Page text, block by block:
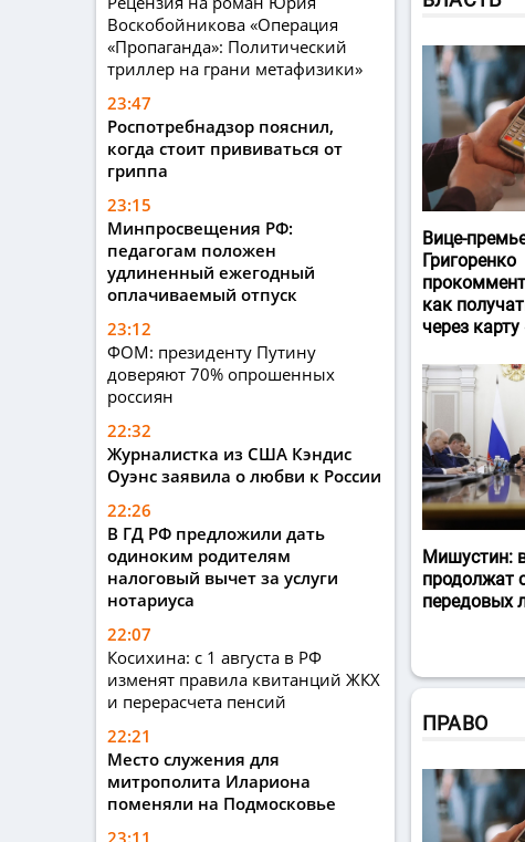
Воскобойникова «Операция
«Пропаганда»: Политический
триллер на грани метафизики»
23:47
Роспотребнадзор пояснил,
когда стоит прививаться от
гриппа
23:15
Минпросвещения РФ:
педагогам положен
удлиненный ежегодный
оплачиваемый отпуск
23:12
ФОМ: президенту Путину
доверяют 70% опрошенных
россиян
22:32
Журналистка из США Кэндис
Оуэнс заявила о любви к России
22:26
В ГД РФ предложили дать
одиноким родителям
налоговый вычет за услуги
нотариуса
22:07
Косихина: с 1 августа в РФ
изменят правила квитанций ЖКХ
и перерасчета пенсий
22:21
Место служения для
митрополита Илариона
поменяли на Подмосковье
Вице-
Григоренко
как
через
Мишустин:
продолжат
передовых
ПРАВО